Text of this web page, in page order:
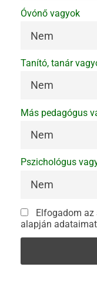
Óvónő vagyok
Tanító, tanár
Más pedagógus
Pszichológus
Elfogadom
alapján